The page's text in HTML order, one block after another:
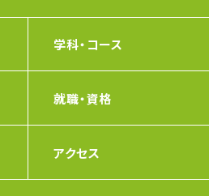
学科・コース
就職・資格
アクセス